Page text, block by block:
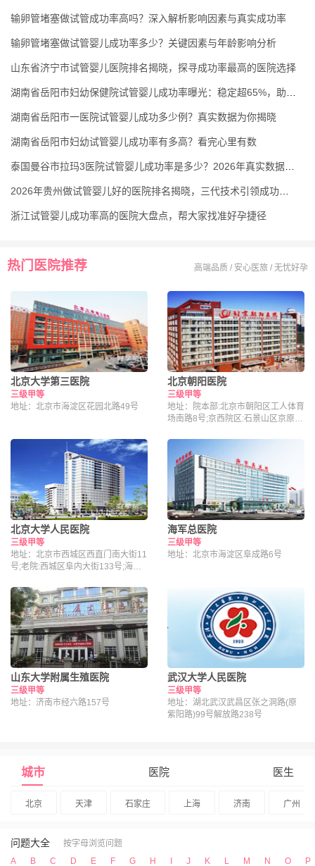
输卵管堵塞做试管成功率高吗？深入解析影响因素与真实成功率
输卵管堵塞做试管婴儿成功率多少？关键因素与年龄影响分析
山东省济宁市试管婴儿医院排名揭晓，探寻成功率最高的医院选择
湖南省岳阳市一医院试管婴儿成功多少例？真实数据为你揭晓
湖南省岳阳市妇幼试管婴儿成功率有多高？看完心里有数
浙江试管婴儿成功率高的医院大盘点，帮大家找准好孕捷径
热门医院推荐 高端品质 / 安心医旅 / 无忧好孕
北京大学第三医院
三级甲等
地址：北京市海淀区花园北路49号
北京朝阳医院
三级甲等
地址：院本部:北京市朝阳区工人体育
场南路8号;京西院区:石景山区京原路
北京大学人民医院
三级甲等
地址：北京市西城区西直门南大街11
号;老院:西城区阜内大街133号;海淀
海军总医院
三级甲等
地址：北京市海淀区阜成路6号
山东大学附属生殖医院
三级甲等
地址：济南市经六路157号
武汉大学人民医院
三级甲等
地址：湖北武汉武昌区张之洞路(原
紫阳路)99号解放路238号
城市 医院 医生
北京 天津 石家庄 上海 济南 广州
问题大全
按字母浏览问题
A
B C D E F G H I J K L M N O P